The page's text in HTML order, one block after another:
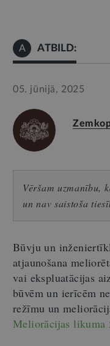
A ATBILD:
05. jūnijā, 2025
Vēršam uzmanību,
un nav saistoša
Būvju un
atjaunošana
vai ekspluatācijas
būvēm un ierīcēm
režīmu un
Meliorācijas likuma